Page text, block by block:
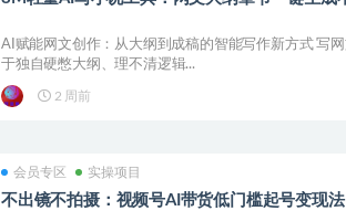
AI赋能网文创作：从大纲到成稿的智能写作新方式 写
于独自硬憋大纲、理不清逻辑...
2 周前
会员专区 实操项目
不出镜不拍摄：视频号AI带货低门槛起号变现法